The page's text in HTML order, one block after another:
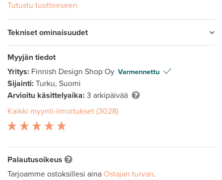
Tutustu tuotteeseen
Tekniset ominaisuudet
Myyjän tiedot
Yritys: Finnish Design Shop Oy Varmennettu
Sijainti: Turku, Suomi
Arvioitu käsittelyaika: 3 arkipäivää
Kaikki myynti-ilmoitukset (3028)
Palautusoikeus
Tarjoamme ostoksillesi aina Ostajan turvan.